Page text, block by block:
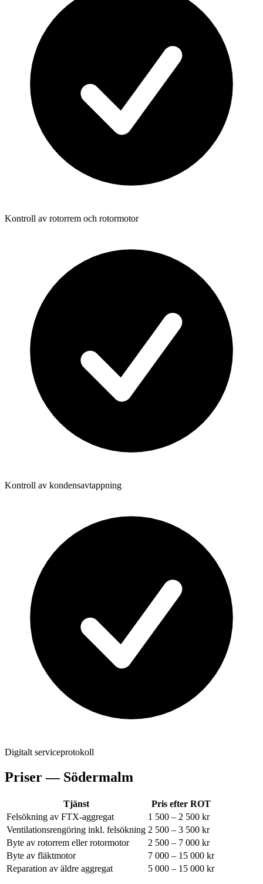
Kontroll av rotorrem och rotormotor
Kontroll av kondensavtappning
Digitalt serviceprotokoll
Priser — Södermalm
Tjänst
Pris efter ROT
Felsökning av FTX-aggregat
1 500 – 2 500 kr
Ventilationsrengöring inkl. felsökning 2 500 – 3 500 kr
Byte av rotorrem eller rotormotor
2 500 – 7 000 kr
Byte av fläktmotor
7 000 – 15 000 kr
Reparation av äldre aggregat
5 000 – 15 000 kr